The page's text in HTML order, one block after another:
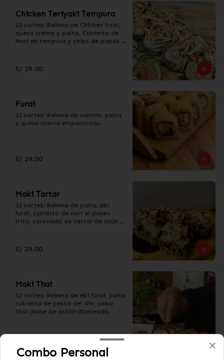
Chicken Teriyaki Tempura
12 cortes: Relleno de Chicken furai,
queso crema y palta. Cubierto de
Nori en tempura y chips de papas
S/ 29.00
Furai
12 cortes: Relleno de salmón, palta
y queso crema empanizado.
S/ 29.00
Maki Tartar
12 cortes: Relleno de palta, ebi
furai, cubierto de nori al panko
frito, coronado de tartar de atún o
S/ 29.00
Maki Thai
12 cortes: Relleno de ebi furai, palta
cubierta de pesca del dia, salsa
thai (base de ostión)flameado.
Combo Personal